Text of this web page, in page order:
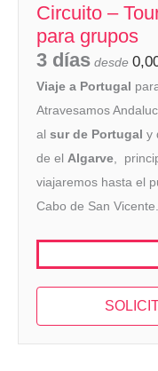
Circuito –
para grupos
3 días desde
Viaje a Portugal
Atravesamos
al sur de Portugal y
de el Algarve ,
viajaremos hasta el
Cabo de San Vicente.